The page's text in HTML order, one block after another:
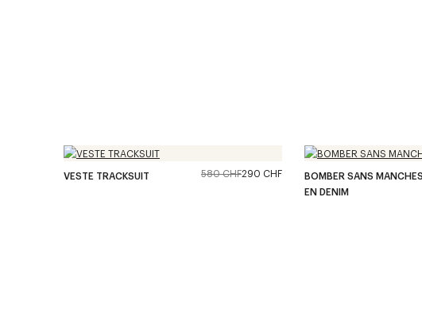
VESTE TRACKSUIT 580 CHF290 CHF
BOMBER SANS MANCHES
EN DENIM